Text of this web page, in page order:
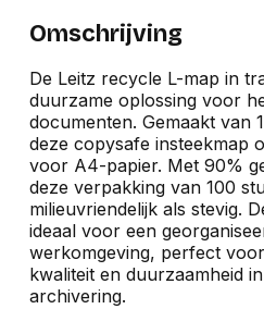
Omschrijving
De Leitz recycle L-map in
duurzame oplossing voor
documenten. Gemaakt van
deze copysafe insteekmap
voor A4-papier. Met 90%
deze verpakking van 100
milieuvriendelijk als stevig.
ideaal voor een
werkomgeving, perfect
kwaliteit en duurzaamheid
archivering.